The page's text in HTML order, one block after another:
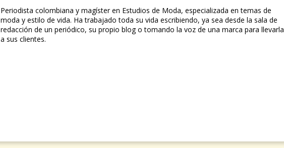
Periodista colombiana y magíster en Estudios de Moda, especializada en temas de
moda y estilo de vida. Ha trabajado toda su vida escribiendo, ya sea desde la sala de
redacción de un periódico, su propio blog o tomando la voz de una marca para llevarla
a sus clientes.